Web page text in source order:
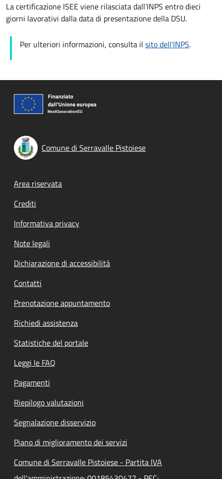
La certificazione ISEE viene rilasciata dall’INPS entro dieci
giorni lavorativi dalla data di presentazione della DSU.
Per ulteriori informazioni, consulta il sito dell'INPS.
Comune di Serravalle Pistoiese
Footer menu
Area riservata
Crediti
Informativa privacy
Note legali
Dichiarazione di accessibilità
Contatti
Prenotazione appuntamento
Richiedi assistenza
Statistiche del portale
Leggi le FAQ
Pagamenti
Riepilogo valutazioni
Segnalazione disservizio
Piano di miglioramento dei servizi
Comune di Serravalle Pistoiese - Partita IVA